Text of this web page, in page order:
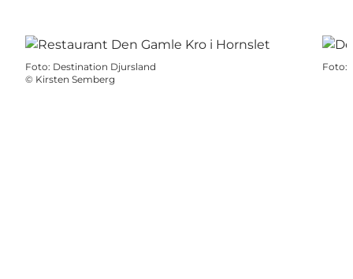
Foto: Destination Djursland
© Kirsten Semberg
Foto: